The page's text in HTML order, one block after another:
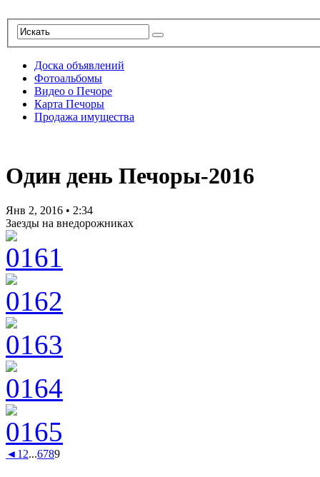
Доска объявлений
Фотоальбомы
Видео о Печоре
Карта Печоры
Продажа имущества
Один день Печоры-2016
Янв 2, 2016 • 2:34
Заезды на внедорожниках
◄ 12...6789